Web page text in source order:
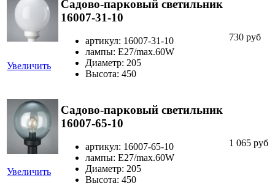
Увеличить
Садово-парковый светильник
16007-31-10
артикул: 16007-31-10
лампы: E27/max.60W
Диаметр: 205
Высота: 450
730 руб
Увеличить
Садово-парковый светильник
16007-65-10
артикул: 16007-65-10
лампы: E27/max.60W
Диаметр: 205
Высота: 450
1 065 руб